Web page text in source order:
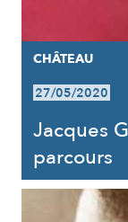
CHÂTEAU
27/05/2020
Jacques
parcours